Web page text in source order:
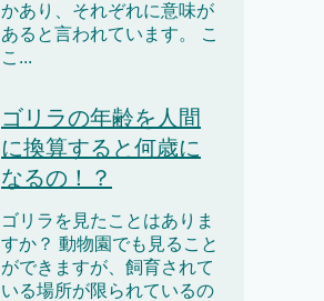
かあり、それぞれに意味が
あると言われています。 こ
こ...
ゴリラの年齢を人間
に換算すると何歳に
なるの！？
ゴリラを見たことはありま
すか？ 動物園でも見ること
ができますが、飼育されて
いる場所が限られているの